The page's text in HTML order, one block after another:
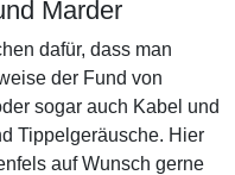
Marder
dafür, dass man
der Fund von
sogar auch Kabel und
Tippelgeräusche. Hier
auf Wunsch gerne